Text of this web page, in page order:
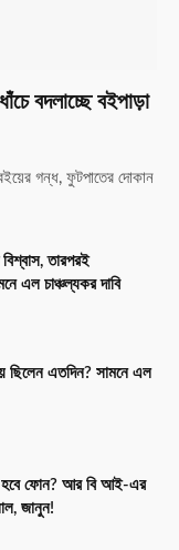
বদলাচ্ছে বইপাড়া
গন্ধ, ফুটপাতের দোকান
তারপরই
এল চাঞ্চল্যকর দাবি
ছিলেন এতদিন? সামনে এল
ফোন? আর বি আই-এর
জানুন!